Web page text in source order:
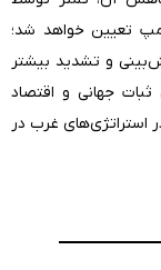
تعیین خواهد شد؛
و تشدید بیشتر
ثبات جهانی و اقتصاد
استراتژی‌های غرب در